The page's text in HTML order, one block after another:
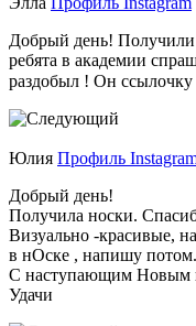
Добрый день!
ребята в академии
раздобыл ! Он ссылочку
Юлия Профиль
Добрый день!
Получила носки.
Визуально -красивые,
в нОске , напишу потом.
С наступающим Новым
Удачи